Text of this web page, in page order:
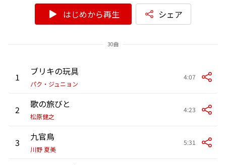
はじめから再生 シェア
30曲
1 ブリキの玩具
パク・ジュニョン
4:07
2 歌の旅びと
松原健之
4:23
3 九官鳥
川野 夏美
5:31